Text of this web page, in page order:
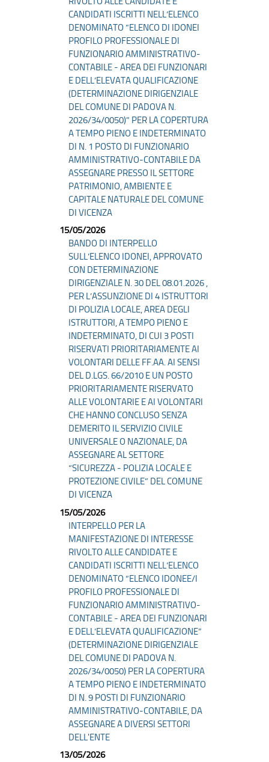
CANDIDATI ISCRITTI NELL’ELENCO
DENOMINATO “ELENCO DI IDONEI
PROFILO PROFESSIONALE DI
FUNZIONARIO AMMINISTRATIVO-
CONTABILE - AREA DEI FUNZIONARI
E DELL’ELEVATA QUALIFICAZIONE
(DETERMINAZIONE DIRIGENZIALE
DEL COMUNE DI PADOVA N.
2026/34/0050)” PER LA COPERTURA
A TEMPO PIENO E INDETERMINATO
DI N. 1 POSTO DI FUNZIONARIO
AMMINISTRATIVO-CONTABILE DA
ASSEGNARE PRESSO IL SETTORE
PATRIMONIO, AMBIENTE E
CAPITALE NATURALE DEL COMUNE
DI VICENZA
15/05/2026
BANDO DI INTERPELLO
SULL’ELENCO IDONEI, APPROVATO
CON DETERMINAZIONE
DIRIGENZIALE N. 30 DEL 08.01.2026 ,
PER L’ASSUNZIONE DI 4 ISTRUTTORI
DI POLIZIA LOCALE, AREA DEGLI
ISTRUTTORI, A TEMPO PIENO E
INDETERMINATO, DI CUI 3 POSTI
RISERVATI PRIORITARIAMENTE AI
VOLONTARI DELLE FF.AA. AI SENSI
DEL D.LGS. 66/2010 E UN POSTO
PRIORITARIAMENTE RISERVATO
ALLE VOLONTARIE E AI VOLONTARI
CHE HANNO CONCLUSO SENZA
DEMERITO IL SERVIZIO CIVILE
UNIVERSALE O NAZIONALE, DA
ASSEGNARE AL SETTORE
“SICUREZZA - POLIZIA LOCALE E
PROTEZIONE CIVILE” DEL COMUNE
DI VICENZA
15/05/2026
INTERPELLO PER LA
MANIFESTAZIONE DI INTERESSE
RIVOLTO ALLE CANDIDATE E
CANDIDATI ISCRITTI NELL’ELENCO
DENOMINATO “ELENCO IDONEE/I
PROFILO PROFESSIONALE DI
FUNZIONARIO AMMINISTRATIVO-
CONTABILE - AREA DEI FUNZIONARI
E DELL’ELEVATA QUALIFICAZIONE”
(DETERMINAZIONE DIRIGENZIALE
DEL COMUNE DI PADOVA N.
2026/34/0050) PER LA COPERTURA
A TEMPO PIENO E INDETERMINATO
DI N. 9 POSTI DI FUNZIONARIO
AMMINISTRATIVO-CONTABILE, DA
ASSEGNARE A DIVERSI SETTORI
DELL'ENTE
13/05/2026